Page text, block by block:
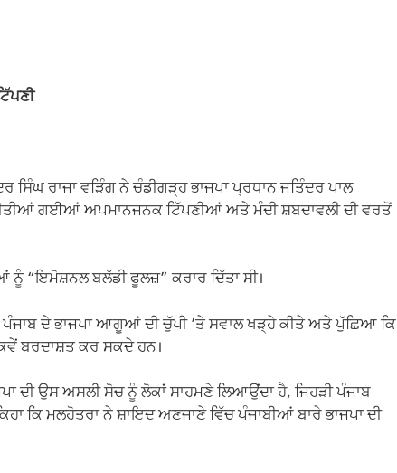
ਸਿੰਘ ਰਾਜਾ ਵੜਿੰਗ ਨੇ ਚੰਡੀਗੜ੍ਹ ਭਾਜਪਾ ਪ੍ਰਧਾਨ ਜਤਿੰਦਰ ਪਾਲ
ਗਈਆਂ ਅਪਮਾਨਜਨਕ ਟਿੱਪਣੀਆਂ ਅਤੇ ਮੰਦੀ ਸ਼ਬਦਾਵਲੀ ਦੀ ਵਰਤੋਂ
“ਇਮੋਸ਼ਨਲ ਬਲੱਡੀ ਫੂਲਜ਼” ਕਰਾਰ ਦਿੱਤਾ ਸੀ।
ਦੇ ਭਾਜਪਾ ਆਗੂਆਂ ਦੀ ਚੁੱਪੀ ’ਤੇ ਸਵਾਲ ਖੜ੍ਹੇ ਕੀਤੇ ਅਤੇ ਪੁੱਛਿਆ ਕਿ
ਬਰਦਾਸ਼ਤ ਕਰ ਸਕਦੇ ਹਨ।
ਦੀ ਉਸ ਅਸਲੀ ਸੋਚ ਨੂੰ ਲੋਕਾਂ ਸਾਹਮਣੇ ਲਿਆਉਂਦਾ ਹੈ, ਜਿਹੜੀ ਪੰਜਾਬ
ਕਿ ਮਲਹੋਤਰਾ ਨੇ ਸ਼ਾਇਦ ਅਣਜਾਣੇ ਵਿੱਚ ਪੰਜਾਬੀਆਂ ਬਾਰੇ ਭਾਜਪਾ ਦੀ